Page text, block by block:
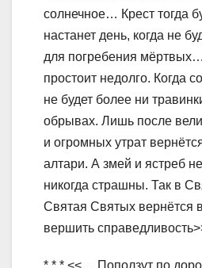
солнечное… Крест тогда
настанет день, когда не
для погребения
простоит недолго. Когда
не будет более ни
обрывах. Лишь после
и огромных утрат
алтари. А змей и ястреб
никогда страшны. Так в
Святая Святых вернётся
вершить
* * * <<… Поползут по